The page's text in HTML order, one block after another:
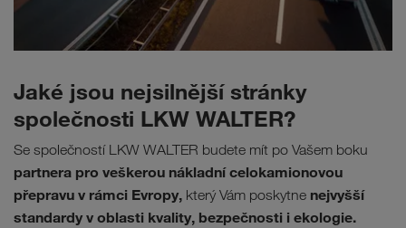
Jaké jsou nejsilnější stránky
společnosti LKW WALTER?
Se společností LKW WALTER budete mít po Vašem boku
partnera pro veškerou nákladní celokamionovou
přepravu v rámci Evropy, který Vám poskytne nejvyšší
standardy v oblasti kvality, bezpečnosti i ekologie.